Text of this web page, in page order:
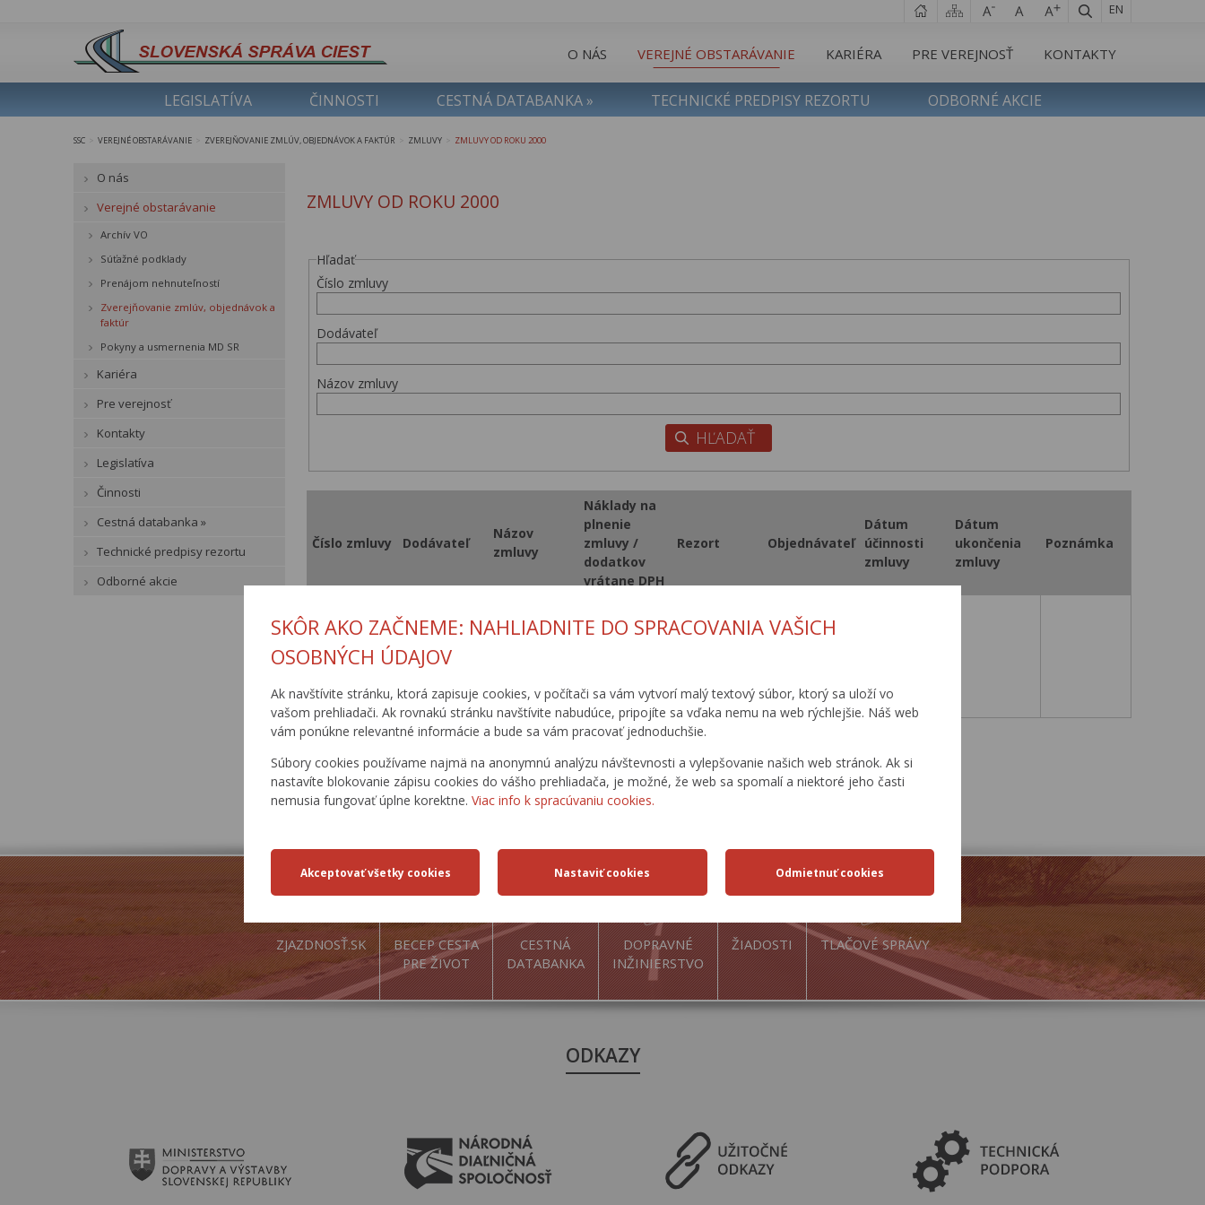
SKÔR AKO ZAČNEME: NAHLIADNITE DO SPRACOVANIA VAŠICH
OSOBNÝCH ÚDAJOV
Ak navštívite stránku, ktorá zapisuje cookies, v počítači sa vám vytvorí malý textový súbor, ktorý sa uloží vo
vašom prehliadači. Ak rovnakú stránku navštívite nabudúce, pripojíte sa vďaka nemu na web rýchlejšie. Náš web
vám ponúkne relevantné informácie a bude sa vám pracovať jednoduchšie.
Súbory cookies používame najmä na anonymnú analýzu návštevnosti a vylepšovanie našich web stránok. Ak si
nastavíte blokovanie zápisu cookies do vášho prehliadača, je možné, že web sa spomalí a niektoré jeho časti
nemusia fungovať úplne korektne. Viac info k spracúvaniu cookies.
EN
O NÁS VEREJNÉ OBSTARÁVANIE KARIÉRA PRE VEREJNOSŤ KONTAKTY
LEGISLATÍVA ČINNOSTI CESTNÁ DATABANKA » TECHNICKÉ PREDPISY REZORTU ODBORNÉ AKCIE
SSC VEREJNÉ OBSTARÁVANIE ZVEREJŇOVANIE ZMLÚV, OBJEDNÁVOK A FAKTÚR ZMLUVY ZMLUVY OD ROKU 2000
ZMLUVY OD ROKU 2000
Hľadať
Číslo zmluvy
Dodávateľ
Názov zmluvy
Číslo zmluvy Dodávateľ
Názov
zmluvy
Náklady na
plnenie
zmluvy /
dodatkov
vrátane DPH
Rezort Objednávateľ
Dátum
účinnosti
zmluvy
Dátum
ukončenia
zmluvy
Poznámka
US-08/2004
C.S. Bitunova
spol. s.r.o.
hr. okr.
1 2 3
O nás
Verejné obstarávanie
Archív VO
Súťažné podklady
Prenájom nehnuteľností
Zverejňovanie zmlúv, objednávok a
faktúr
Pokyny a usmernenia MD SR
Kariéra
Pre verejnosť
Kontakty
Legislatíva
Činnosti
Cestná databanka »
Technické predpisy rezortu
Odborné akcie
ZJAZDNOSŤ.SK
BECEP CESTA
PRE ŽIVOT
CESTNÁ
DATABANKA
DOPRAVNÉ
INŽINIERSTVO
ŽIADOSTI TLAČOVÉ SPRÁVY
ODKAZY